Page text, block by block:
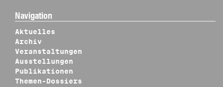
Navigation
Aktuelles
Archiv
Veranstaltungen
Ausstellungen
Publikationen
Themen-Dossiers